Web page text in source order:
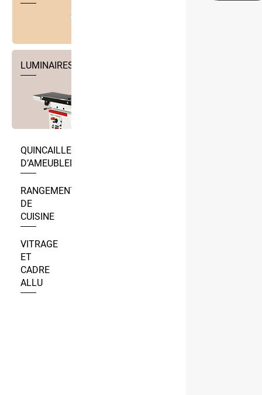
LUMINAIRES
QUINCAILLERIE
D’AMEUBLEMENT
RANGEMENT
DE
CUISINE
VITRAGE
ET
CADRE
ALLU